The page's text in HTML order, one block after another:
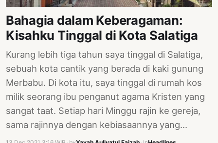
Bahagia dalam Keberagaman:
Kisahku Tinggal di Kota Salatiga
Kurang lebih tiga tahun saya tinggal di Salatiga,
sebuah kota cantik yang berada di kaki gunung
Merbabu. Di kota itu, saya tinggal di rumah kos
milik seorang ibu penganut agama Kristen yang
sangat taat. Setiap hari Minggu rajin ke gereja,
sama rajinnya dengan kebiasaannya yang…